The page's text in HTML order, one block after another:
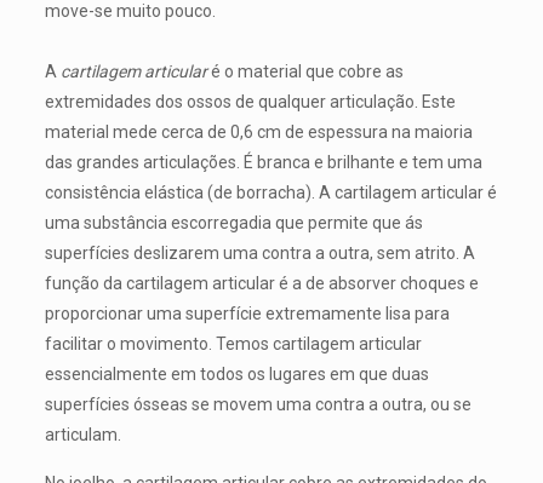
move-se muito pouco.
A cartilagem articularé o material que cobre as
extremidades dos ossos de qualquer articulação. Este
material mede cerca de 0,6 cm de espessura na maioria
das grandes articulações. É branca e brilhante e tem uma
consistência elástica (de borracha). A cartilagem articular é
uma substância escorregadia que permite que ás
superfícies deslizarem uma contra a outra, sem atrito. A
função da cartilagem articular é a de absorver choques e
proporcionar uma superfície extremamente lisa para
facilitar o movimento. Temos cartilagem articular
essencialmente em todos os lugares em que duas
superfícies ósseas se movem uma contra a outra, ou se
articulam.